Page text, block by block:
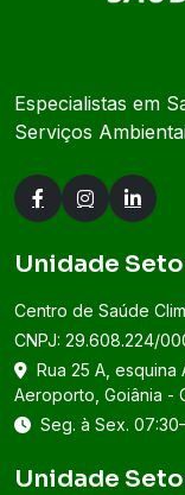
Especialistas em
Serviços
Unidade
Centro de Saúde
CNPJ: 29.608.224/
Rua 25 A,
Aeroporto, Goiânia -
Seg. à Sex.
Unidade